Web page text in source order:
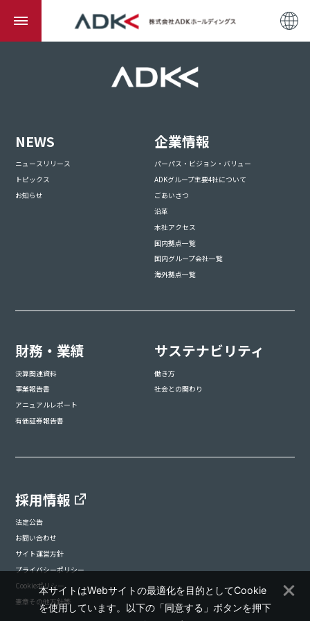
NEWS
ニュースリリース
トピックス
お知らせ
企業情報
パーパス・ビジョン・バリュー
ADKグループ主要4社について
ごあいさつ
沿革
本社アクセス
国内拠点一覧
国内グループ会社一覧
海外拠点一覧
財務・業績
決算関連資料
事業報告書
アニュアルレポート
有価証券報告書
サステナビリティ
働き方
社会との関わり
採用情報
法定公告
お問い合わせ
サイト運営方針
プライバシーポリシー
Cookieポリシー
憲章その他方針等
本サイトはWebサイトの最適化を目的としてCookie
を使用しています。以下の「同意する」ボタンを押下